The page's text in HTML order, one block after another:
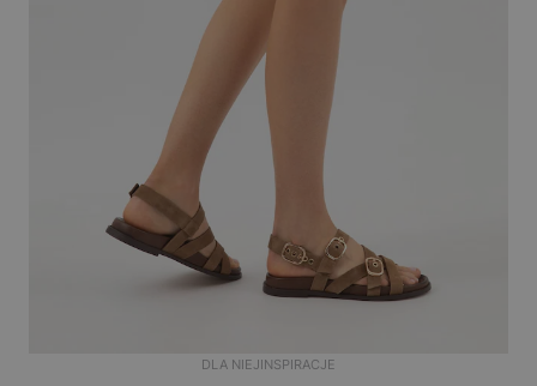
DLA NIEJINSPIRACJE